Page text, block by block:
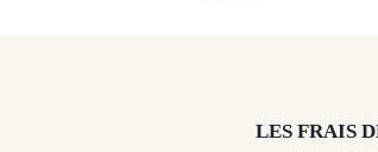
LES FRAIS